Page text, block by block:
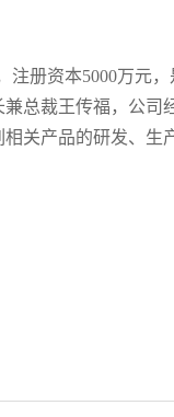
册资本5000万元
总裁王传福，公司
关产品的研发、生